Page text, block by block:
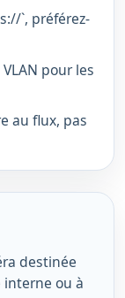
`, préférez-
pour les
au flux, pas
destinée
ou à